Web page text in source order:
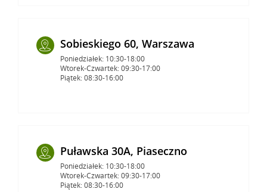
Sobieskiego 60, Warszawa
Poniedziałek: 10:30-18:00
Wtorek-Czwartek: 09:30-17:00
Piątek: 08:30-16:00
Puławska 30A, Piaseczno
Poniedziałek: 10:30-18:00
Wtorek-Czwartek: 09:30-17:00
Piątek: 08:30-16:00